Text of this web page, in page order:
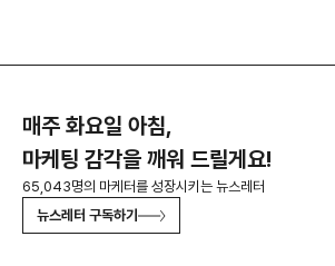
매주 화요일 아침,
마케팅 감각을 깨워 드릴게요!
65,043명의 마케터를 성장시키는 뉴스레터
뉴스레터 구독하기